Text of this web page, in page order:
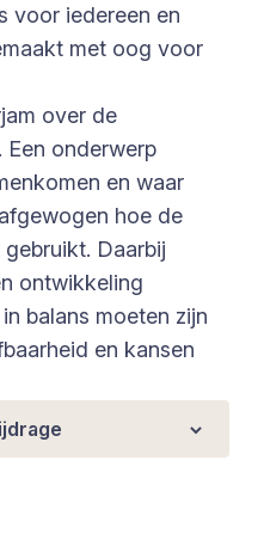
voor iedereen en
met oog voor
over de
onderwerp
en waar
hoe de
Daarbij
ontwikkeling
balans moeten zijn
en kansen